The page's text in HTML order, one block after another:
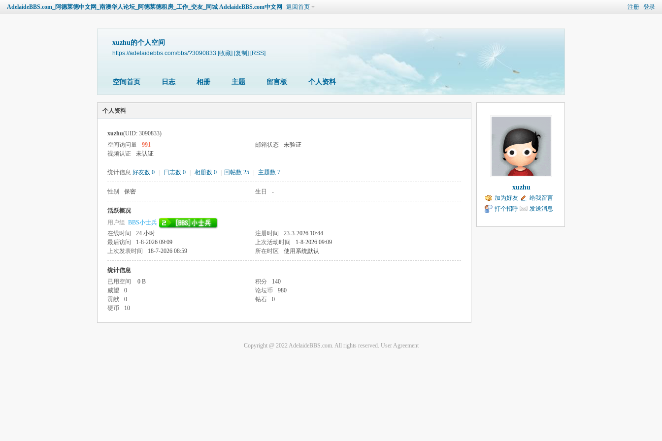
注册 登录
AdelaideBBS.com_阿德莱德中文网_南澳华人论坛_阿德莱德租房_工作_交友_同城 AdelaideBBS.com中文网 返回首页
xuzhu的个人空间
https://adelaidebbs.com/bbs/?3090833 [收藏] [复制] [RSS]
空间首页 日志 相册 主题 留言板 个人资料
个人资料
xuzhu(UID: 3090833)
空间访问量
991 邮箱状态
未验证
视频认证
未认证
统计信息 好友数 0 日志数 0 相册数 0 回帖数 25 主题数 7
性别 保密 生日 -
活跃概况
用户组 BBS小士兵
在线时间
24 小时 注册时间
23-3-2026 10:44
最后访问
1-8-2026 09:09 上次活动时间
1-8-2026 09:09
上次发表时间
18-7-2026 08:59 所在时区 使用系统默认
统计信息
已用空间
0 B 积分
140
威望
0 论坛币
980
贡献
0 钻石
0
硬币
10
xuzhu
加为好友
给我留言
打个招呼
发送消息
Copyright @ 2022 AdelaideBBS.com. All rights reserved. User Agreement